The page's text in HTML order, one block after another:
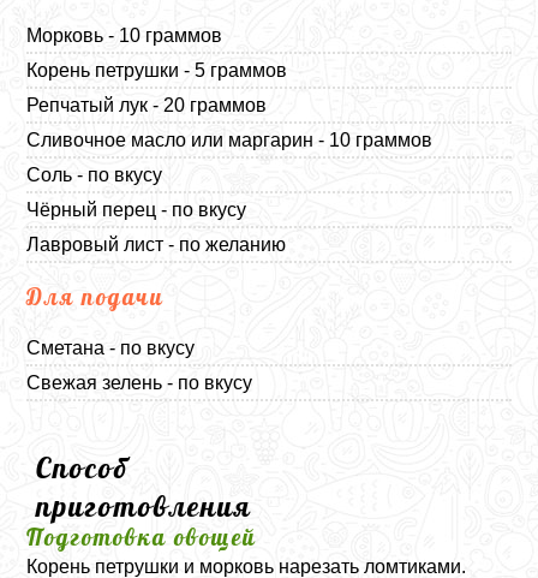
Морковь - 10 граммов
Корень петрушки - 5 граммов
Репчатый лук - 20 граммов
Сливочное масло или маргарин - 10 граммов
Соль - по вкусу
Чёрный перец - по вкусу
Лавровый лист - по желанию
Для подачи
Сметана - по вкусу
Свежая зелень - по вкусу
Способ
приготовления
Подготовка овощей
Корень петрушки и морковь нарезать ломтиками.